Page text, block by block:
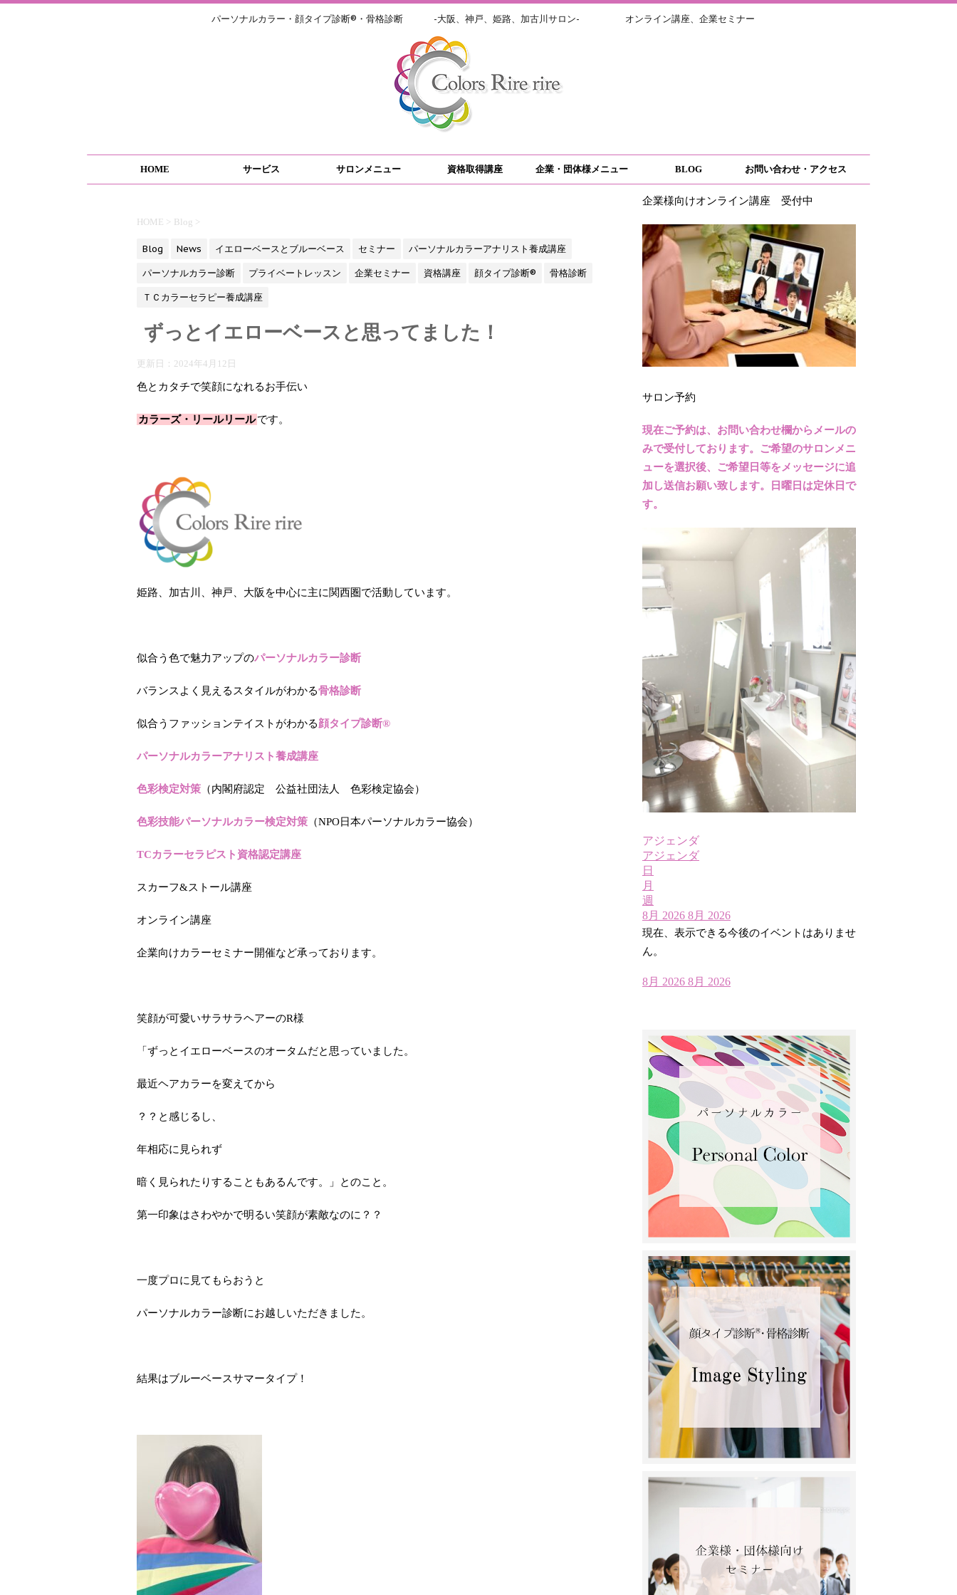
パーソナルカラー・顔タイプ診断®・骨格診断 -大阪、神戸、姫路、加古川サロン- オンライン講座、企業セミナー
HOME サービス サロンメニュー 資格取得講座 企業・団体様メニュー BLOG お問い合わせ・アクセス
HOME > Blog >
Blog News イエローベースとブルーベース セミナー
パーソナルカラーアナリスト養成講座
パーソナルカラー診断
プライベートレッスン 企業セミナー 資格講座 顔タイプ診断®
骨格診断
ＴＣカラーセラピー養成講座
ずっとイエローベースと思ってました！
更新日： 2024年4月12日
色とカタチで笑顔になれるお手伝い
カラーズ・リールリールです。
姫路、加古川、神戸、大阪を中心に主に関西圏で活動しています。
似合う色で魅力アップのパーソナルカラー診断
バランスよく見えるスタイルがわかる骨格診断
似合うファッションテイストがわかる顔タイプ診断®
パーソナルカラーアナリスト養成講座
色彩検定対策 （内閣府認定 公益社団法人 色彩検定協会）
色彩技能パーソナルカラー検定対策 （NPO日本パーソナルカラー協会）
TCカラーセラピスト資格認定講座
スカーフ&ストール講座
オンライン講座
企業向けカラーセミナー開催など承っております。
笑顔が可愛いサラサラヘアーのR様
「ずっとイエローベースのオータムだと思っていました。
最近ヘアカラーを変えてから
？？と感じるし、
年相応に見られず
暗く見られたりすることもあるんです。」とのこと。
第一印象はさわやかで明るい笑顔が素敵なのに？？
一度プロに見てもらおうと
パーソナルカラー診断にお越しいただきました。
結果はブルーベースサマータイプ！
企業様向けオンライン講座 受付中
サロン予約
現在ご予約は、お問い合わせ欄からメールの
みで受付しております。ご希望のサロンメニ
ューを選択後、ご希望日等をメッセージに追
加し送信お願い致します。日曜日は定休日で
す。
アジェンダ
アジェンダ
日
月
週
8月 2026 8月 2026
現在、表示できる今後のイベントはありませ
ん。
8月 2026 8月 2026